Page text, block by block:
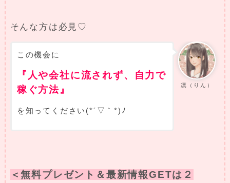
そんな方は必見♡
凛（りん）
この機会に
『人や会社に流されず、自力で
稼ぐ方法』
を知ってください(*´▽｀*)ﾉ
＜無料プレゼント＆最新情報GETは２